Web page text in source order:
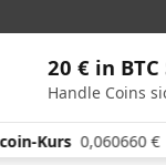
20 € in
Handle Coins
0,060660 € 1.20%